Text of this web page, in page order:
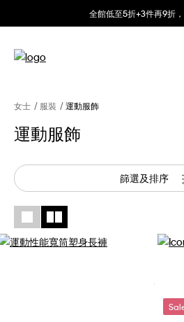
全館低至5折+3件再9折
女士 服裝 運動服飾
運動服飾
篩選及排序